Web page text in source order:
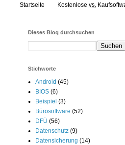
Startseite Kostenlose vs.
Dieses Blog durchsuchen
Stichworte
Android (45)
BIOS (6)
Beispiel (3)
Bürosoftware (52)
DFÜ (56)
Datenschutz (9)
Datensicherung (14)